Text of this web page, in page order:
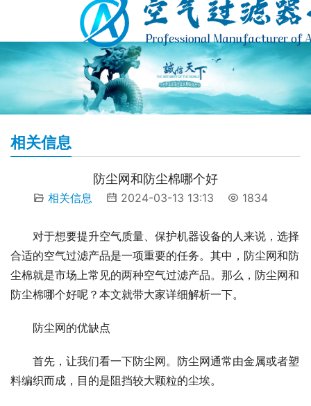
相关信息
防尘网和防尘棉哪个好
相关信息 2024-03-13 13:13 1834
对于想要提升空气质量、保护机器设备的人来说，选择
合适的空气过滤产品是一项重要的任务。其中，防尘网和防
尘棉就是市场上常见的两种空气过滤产品。那么，防尘网和
防尘棉哪个好呢？本文就带大家详细解析一下。
防尘网的优缺点
首先，让我们看一下防尘网。防尘网通常由金属或者塑
料编织而成，目的是阻挡较大颗粒的尘埃。